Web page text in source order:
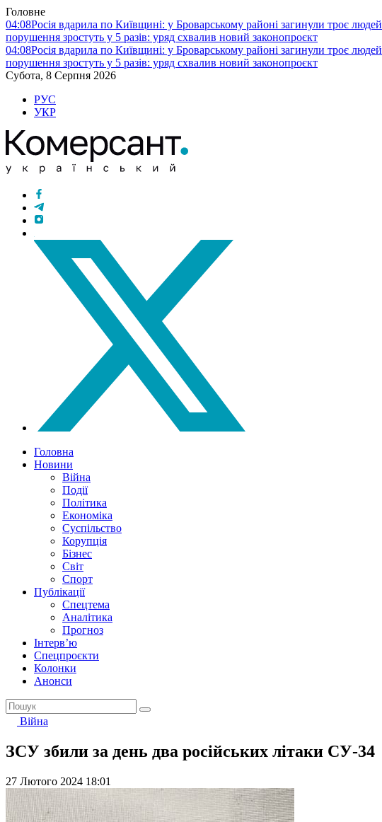
Головне
04:08Росія вдарила по Київщині: у Броварському районі загинули троє людей
порушення зростуть у 5 разів: уряд схвалив новий законопроєкт
04:08Росія вдарила по Київщині: у Броварському районі загинули троє людей
порушення зростуть у 5 разів: уряд схвалив новий законопроєкт
Субота, 8 Серпня 2026
РУС
УКР
Головна
Новини
Війна
Події
Політика
Економіка
Суспільство
Корупція
Бізнес
Світ
Спорт
Публікації
Спецтема
Аналітика
Прогноз
Інтерв’ю
Спецпроєкти
Колонки
Анонси
Війна
ЗСУ збили за день два російських літаки СУ-34
27 Лютого 2024 18:01